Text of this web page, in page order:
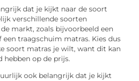
dat je kijkt naar de soort
verschillende soorten
markt, zoals bijvoorbeeld een
traagschuim matras. Kies dus
soort matras je wilt, want dit kan
hebben op de prijs.
ook belangrijk dat je kijkt